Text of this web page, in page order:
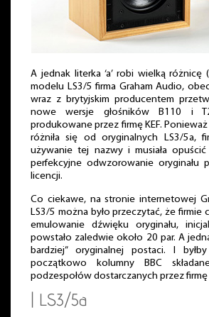
A jednak literka ‘a’ robi wielką różnicę
modelu LS3/5 firma Graham Audio,
wraz z brytyjskim producentem
nowe wersje głośników B110 i
produkowane przez firmę KEF.
różniła się od oryginalnych LS3/5a,
używanie tej nazwy i musiała opuścić
perfekcyjne odwzorowanie oryginału
licencji.
Co ciekawe, na stronie internetowej
LS3/5 można było przeczytać, że
emulowanie dźwięku oryginału,
powstało zaledwie około 20 par. A
bardziej” oryginalnej postaci. I
początkowo kolumny BBC
podzespołów dostarczanych przez
| LS3/5a